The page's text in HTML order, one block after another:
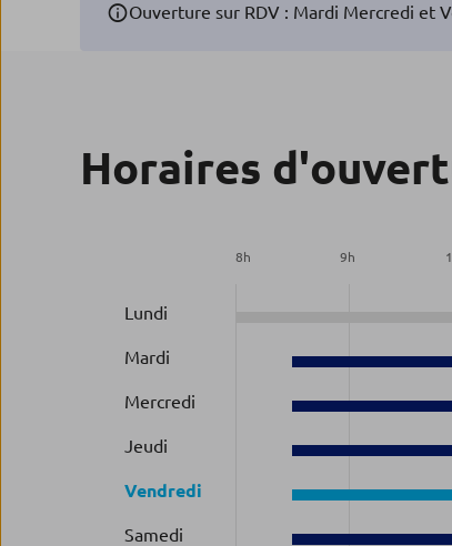
Ouverture sur RDV : Mardi Mercredi et
Horaires
8h 9h
Lundi
Mardi
Mercredi
Jeudi
Vendredi
Samedi